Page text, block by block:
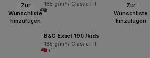
185 g/m² / Classic Fit
Zur
Wunschliste
hinzufügen
Zur
Wunschliste
hinzufügen
B&C Exact 190 /kids
185 g/m² / Classic Fit
+11